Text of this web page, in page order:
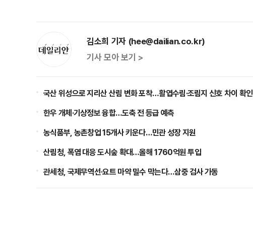
김소희 기자 (hee@dailian.co.kr)
기사 모아 보기 >
국산 위성으로 지리산 산림 변화 포착…활엽수림·조림지 신호 차이 확인
한우 개체·기상정보 융합…도축 전 등급 예측
농식품부, 농촌창업 15개사 키운다…민관 성장 지원
산림청, 폭염 대응 도시숲 확대…올해 1760억원 투입
관세청, 국제무역선·요트 마약 밀수 막는다…삼중 검사 가동